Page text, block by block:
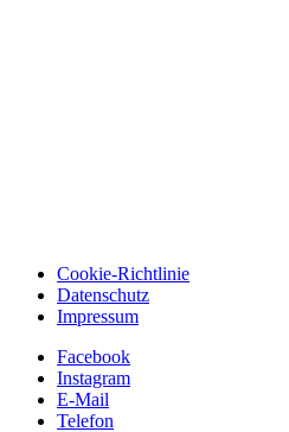
Cookie-Richtlinie
Datenschutz
Impressum
Facebook
Instagram
E-Mail
Telefon